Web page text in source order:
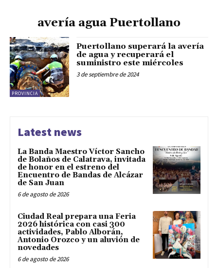
avería agua Puertollano
PROVINCIA
Puertollano superará la avería
de agua y recuperará el
suministro este miércoles
3 de septiembre de 2024
Latest news
La Banda Maestro Víctor Sancho
de Bolaños de Calatrava, invitada
de honor en el estreno del
Encuentro de Bandas de Alcázar
de San Juan
6 de agosto de 2026
Ciudad Real prepara una Feria
2026 histórica con casi 300
actividades, Pablo Alborán,
Antonio Orozco y un aluvión de
novedades
6 de agosto de 2026